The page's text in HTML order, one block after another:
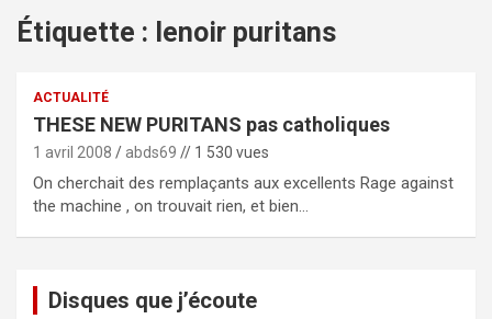
Étiquette : lenoir puritans
ACTUALITÉ
THESE NEW PURITANS pas catholiques
1 avril 2008 abds69 // 1 530 vues
On cherchait des remplaçants aux excellents Rage against
the machine , on trouvait rien, et bien…
Disques que j’écoute